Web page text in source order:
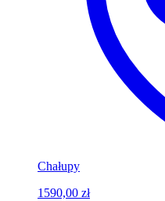
Chałupy
1590,00 zł